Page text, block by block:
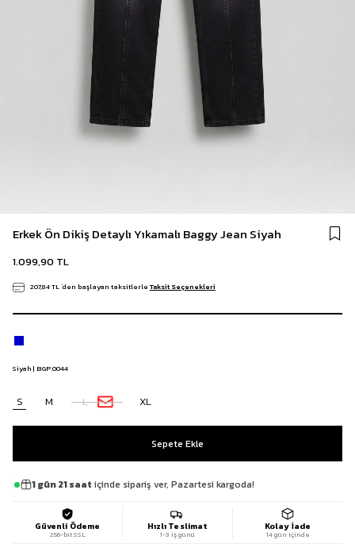
Erkek Ön Dikiş Detaylı Yıkamalı Baggy Jean Siyah
1.099,90 TL
207,84 TL`den başlayan taksitlerle Taksit Seçenekleri
Siyah | BGP.0044
S M L XL
1 gün 21 saat içinde sipariş ver, Pazartesi kargoda!
Güvenli Ödeme
256-bit SSL
Hızlı Teslimat
1-3 iş günü
Kolay İade
14 gün içinde